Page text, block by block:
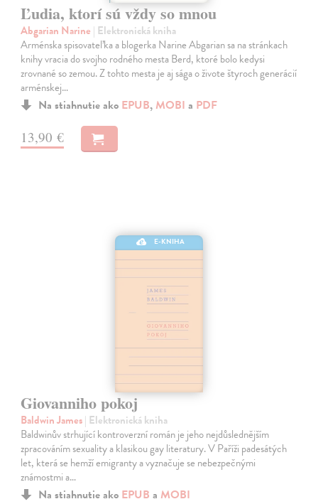
Ľudia, ktorí sú vždy so mnou
Abgarian Narine | Elektronická kniha
Arménska spisovateľka a blogerka Narine Abgarian sa na stránkach
knihy vracia do svojho rodného mesta Berd, ktoré bolo kedysi
zrovnané so zemou. Z tohto mesta je aj sága o živote štyroch generácií
arménskej…
Na stiahnutie ako EPUB, MOBI a PDF
13,90 €
E-KNIHA
Giovanniho pokoj
Baldwin James| Elektronická kniha
Baldwinův strhující kontroverzní román je jeho nejdůslednějším
zpracováním sexuality a klasikou gay literatury. V Paříži padesátých
let, která se hemží emigranty a vyznačuje se nebezpečnými
známostmi a…
Na stiahnutie ako EPUB a MOBI